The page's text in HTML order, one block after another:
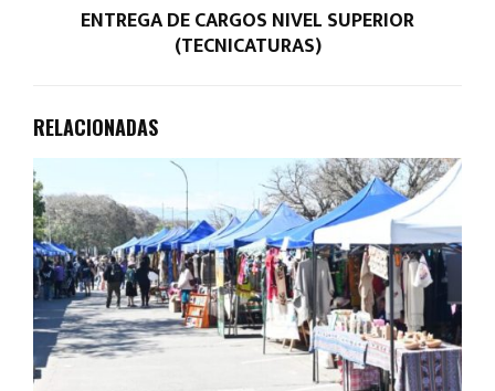
ENTREGA DE CARGOS NIVEL SUPERIOR
(TECNICATURAS)
RELACIONADAS